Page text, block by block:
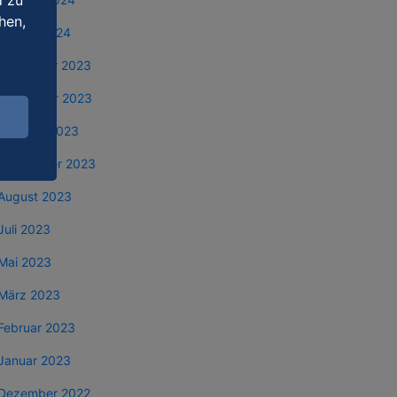
Januar 2024
Dezember 2023
2023
Oktober 2023
September 2023
2023
2023
2023
2023
2023
2023
2022